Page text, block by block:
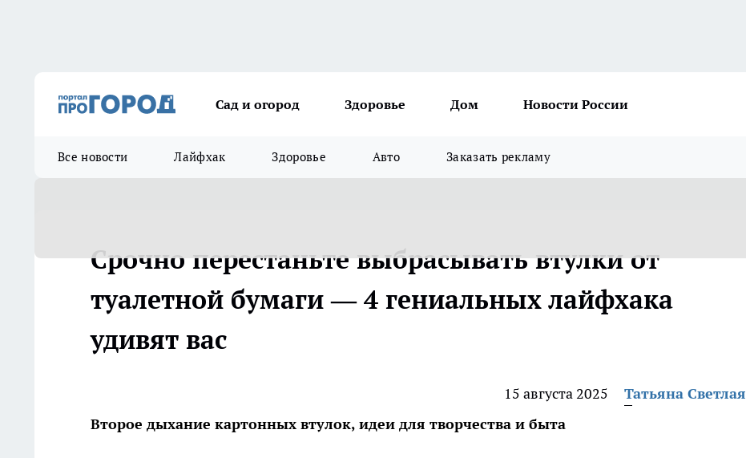
Сад и огород Здоровье Дом Новости России
Все новости Лайфхак Здоровье Авто Заказать рекламу
Срочно перестаньте выбрасывать втулки от
туалетной бумаги — 4 гениальных лайфхака
удивят вас
15 августа 2025
Татьяна Светлая
Второе дыхание картонных втулок, идеи для творчества и быта